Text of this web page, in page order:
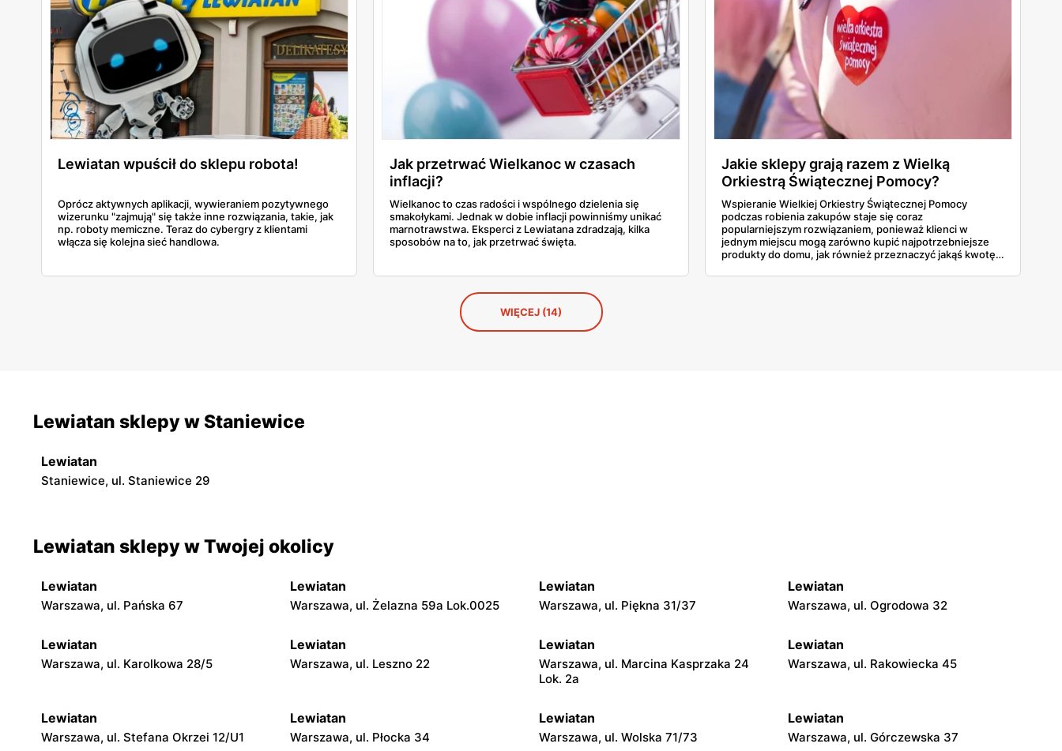
Lewiatan wpuścił do sklepu robota!
Oprócz aktywnych aplikacji, wywieraniem pozytywnego
wizerunku "zajmują" się także inne rozwiązania, takie, jak
np. roboty memiczne. Teraz do cybergry z klientami
włącza się kolejna sieć handlowa.
Jak przetrwać Wielkanoc w czasach
inflacji?
Wielkanoc to czas radości i wspólnego dzielenia się
smakołykami. Jednak w dobie inflacji powinniśmy unikać
marnotrawstwa. Eksperci z Lewiatana zdradzają, kilka
sposobów na to, jak przetrwać święta.
Jakie sklepy grają razem z Wielką
Orkiestrą Świątecznej Pomocy?
Wspieranie Wielkiej Orkiestry Świątecznej Pomocy
podczas robienia zakupów staje się coraz
popularniejszym rozwiązaniem, ponieważ klienci w
jednym miejscu mogą zarówno kupić najpotrzebniejsze
produkty do domu, jak również przeznaczyć jakąś kwotę
WOŚP? Dowiedz się!
WIĘCEJ (14)
Lewiatan sklepy w Staniewice
Lewiatan
Staniewice, ul. Staniewice 29
Lewiatan sklepy w Twojej okolicy
Lewiatan
Warszawa, ul. Pańska 67
Lewiatan
Warszawa, ul. Żelazna 59a Lok.0025
Lewiatan
Warszawa, ul. Piękna 31/37
Lewiatan
Warszawa, ul. Ogrodowa 32
Lewiatan
Warszawa, ul. Karolkowa 28/5
Lewiatan
Warszawa, ul. Leszno 22
Lewiatan
Warszawa, ul. Marcina Kasprzaka 24
Lok. 2a
Lewiatan
Warszawa, ul. Rakowiecka 45
Lewiatan
Warszawa, ul. Stefana Okrzei 12/U1
Lewiatan
Warszawa, ul. Płocka 34
Lewiatan
Warszawa, ul. Wolska 71/73
Lewiatan
Warszawa, ul. Górczewska 37